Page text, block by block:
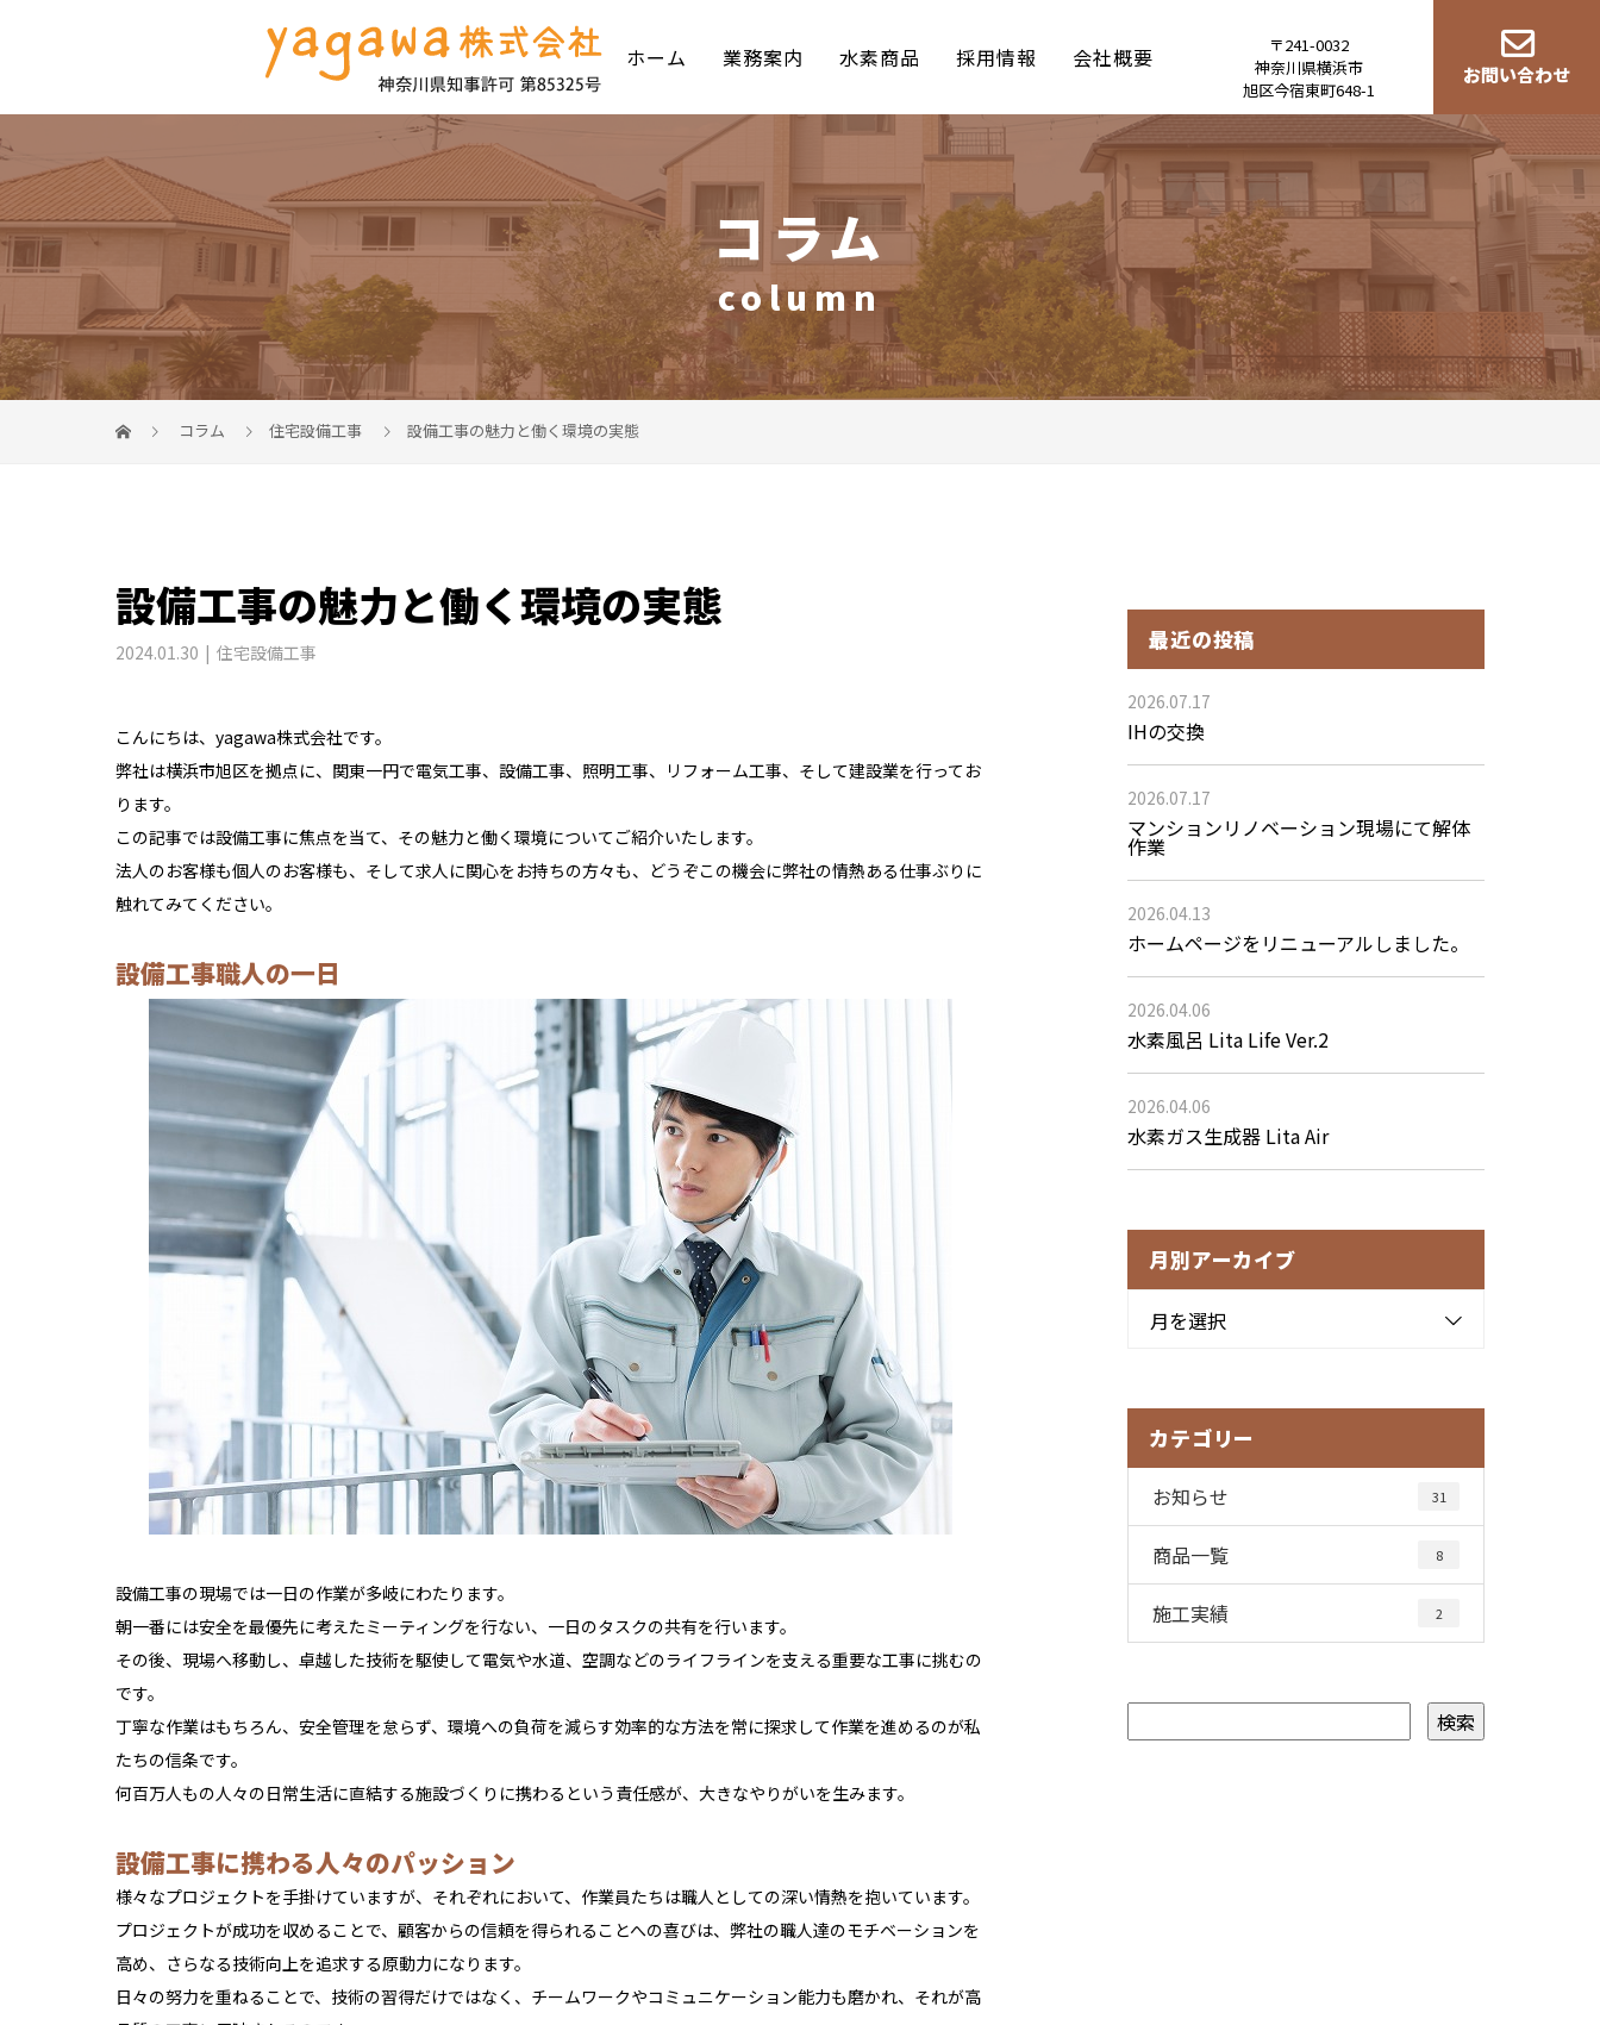
ホーム 業務案内 水素商品 採用情報 会社概要
〒241-0032
神奈川県横浜市
旭区今宿東町648-1
お問い合わせ
コラム
column
コラム 住宅設備工事 設備工事の魅力と働く環境の実態
設備工事の魅力と働く環境の実態
2024.01.30 住宅設備工事
こんにちは、yagawa株式会社です。
弊社は横浜市旭区を拠点に、関東一円で電気工事、設備工事、照明工事、リフォーム工事、そして建設業を行ってお
ります。
この記事では設備工事に焦点を当て、その魅力と働く環境についてご紹介いたします。
法人のお客様も個人のお客様も、そして求人に関心をお持ちの方々も、どうぞこの機会に弊社の情熱ある仕事ぶりに
触れてみてください。
設備工事職人の一日
設備工事の現場では一日の作業が多岐にわたります。
朝一番には安全を最優先に考えたミーティングを行ない、一日のタスクの共有を行います。
その後、現場へ移動し、卓越した技術を駆使して電気や水道、空調などのライフラインを支える重要な工事に挑むの
です。
丁寧な作業はもちろん、安全管理を怠らず、環境への負荷を減らす効率的な方法を常に探求して作業を進めるのが私
たちの信条です。
何百万人もの人々の日常生活に直結する施設づくりに携わるという責任感が、大きなやりがいを生みます。
設備工事に携わる人々のパッション
様々なプロジェクトを手掛けていますが、それぞれにおいて、作業員たちは職人としての深い情熱を抱いています。
プロジェクトが成功を収めることで、顧客からの信頼を得られることへの喜びは、弊社の職人達のモチベーションを
高め、さらなる技術向上を追求する原動力になります。
日々の努力を重ねることで、技術の習得だけではなく、チームワークやコミュニケーション能力も磨かれ、それが高
最近の投稿
2026.07.17
IHの交換
2026.07.17
マンションリノベーション現場にて解体
作業
2026.04.13
ホームページをリニューアルしました。
2026.04.06
水素風呂 Lita Life Ver.2
2026.04.06
水素ガス生成器 Lita Air
月別アーカイブ
月を選択
カテゴリー
お知らせ 31
商品一覧 8
施工実績 2